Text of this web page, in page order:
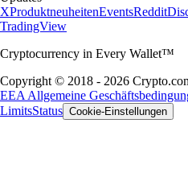
XProduktneuheitenEventsReddit
TradingView
Cryptocurrency in Every Wallet™
Copyright © 2018 - 2026
EEA Allgemeine
LimitsStatus Cookie-Einstellungen